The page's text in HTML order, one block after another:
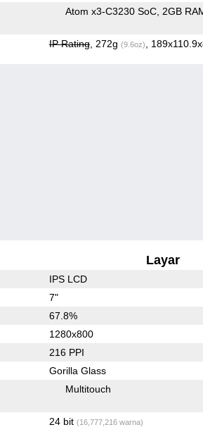
Atom x3-C3230 SoC 2GB
IP Rating, 272g (9.6oz) ,
Layar
IPS LCD
7"
67.8%
1280x800
216 PPI
Gorilla Glass
Multitouch
24 bit (16,777,216 warna)